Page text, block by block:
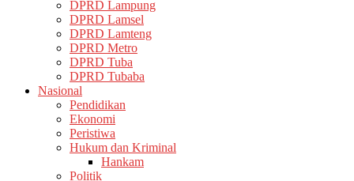
DPRD Lampung
DPRD Lamsel
DPRD Lamteng
DPRD Metro
DPRD Tuba
DPRD Tubaba
Nasional
Pendidikan
Ekonomi
Peristiwa
Hukum dan Kriminal
Hankam
Politik